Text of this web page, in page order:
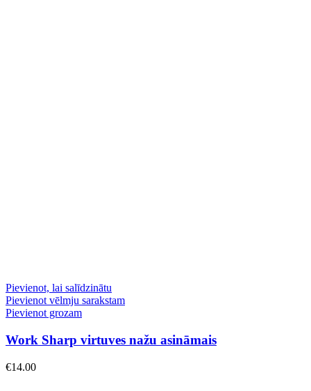
Pievienot, lai salīdzinātu
Pievienot vēlmju sarakstam
Pievienot grozam
Work Sharp virtuves nažu asināmais
€14.00